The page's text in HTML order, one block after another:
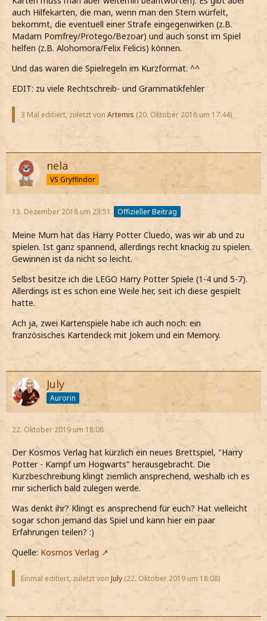
auch Hilfekarten, die man, wenn man den Stern würfelt,
bekommt, die eventuell einer Strafe eingegenwirken (z.B.
Madam Pomfrey/Protego/Bezoar) und auch sonst im Spiel
helfen (z.B. Alohomora/Felix Felicis) können.
Und das waren die Spielregeln im Kurzformat. ^^
EDIT: zu viele Rechtschreib- und Grammatikfehler
3 Mal editiert, zuletzt von Artemis (20. Oktober 2016 um 17:44)
nela
VS Gryffindor
13. Dezember 2018 um 23:51 Offizieller Beitrag
Meine Mum hat das Harry Potter Cluedo, was wir ab und zu
spielen. Ist ganz spannend, allerdings recht knackig zu spielen.
Gewinnen ist da nicht so leicht.
Selbst besitze ich die LEGO Harry Potter Spiele (1-4 und 5-7).
Allerdings ist es schon eine Weile her, seit ich diese gespielt
hatte.
Ach ja, zwei Kartenspiele habe ich auch noch: ein
französisches Kartendeck mit Jokern und ein Memory.
July
Aurorin
22. Oktober 2019 um 18:08
Der Kosmos Verlag hat kürzlich ein neues Brettspiel, "Harry
Potter - Kampf um Hogwarts" herausgebracht. Die
Kurzbeschreibung klingt ziemlich ansprechend, weshalb ich es
mir sicherlich bald zulegen werde.
Was denkt ihr? Klingt es ansprechend für euch? Hat vielleicht
sogar schon jemand das Spiel und kann hier ein paar
Erfahrungen teilen? :)
Quelle: Kosmos Verlag
Einmal editiert, zuletzt von July (22. Oktober 2019 um 18:08)